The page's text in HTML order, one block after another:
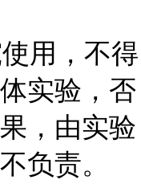
用，不得
实验，否
，由实验
负责。